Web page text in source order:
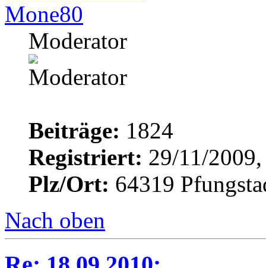
Mone80
Moderator
Beiträge: 1824
Registriert: 29/11/
Plz/Ort: 64319
Nach oben